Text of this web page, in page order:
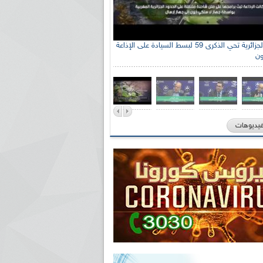
الإذاعة الجزائرية تحي الذكرى 59 لبسط السيادة على الإذاعة